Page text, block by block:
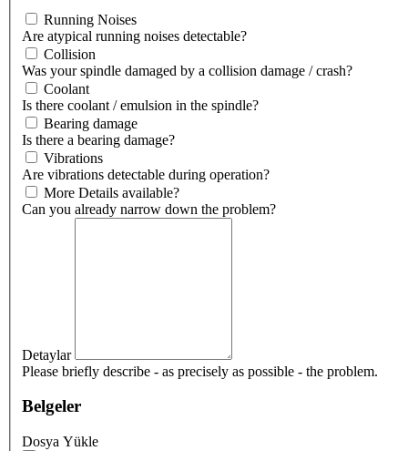
Running Noises
Are atypical running noises detectable?
Collision
Was your spindle damaged by a collision damage / crash?
Coolant
Is there coolant / emulsion in the spindle?
Bearing damage
Is there a bearing damage?
Vibrations
Are vibrations detectable during operation?
More Details available?
Can you already narrow down the problem?
Detaylar
Please briefly describe - as precisely as possible - the problem.
Belgeler
Dosya Yükle